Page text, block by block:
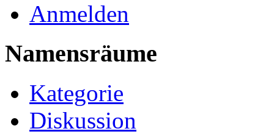
Anmelden
Namensräume
Kategorie
Diskussion